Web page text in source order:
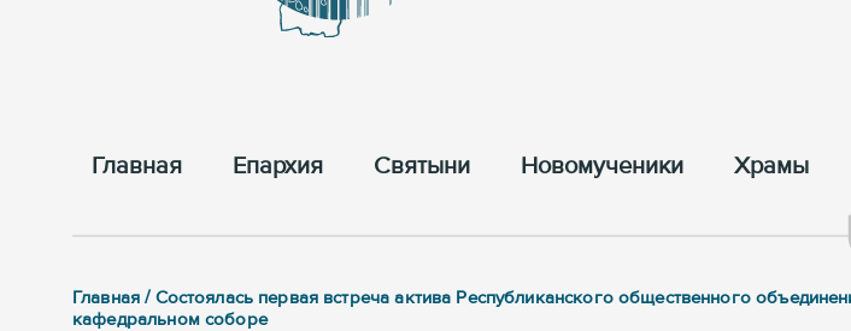
Главная Епархия Cвятыни Новомученики Храмы
Главная / Состоялась первая встреча актива Республиканского общественного
кафедральном соборе